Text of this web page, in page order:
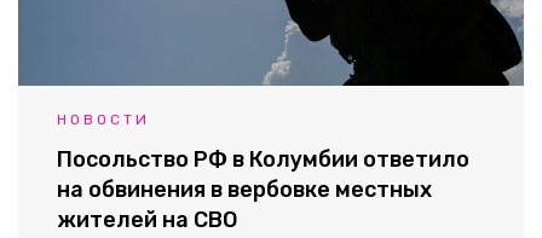
НОВОСТИ
Посольство РФ в Колумбии ответило
на обвинения в вербовке местных
жителей на СВО